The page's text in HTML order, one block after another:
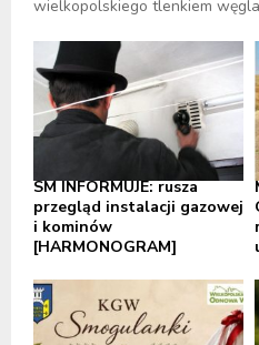
wielkopolskiego tlenkiem węgla
SM INFORMUJE: rusza
przegląd instalacji gazowej
i kominów
[HARMONOGRAM]